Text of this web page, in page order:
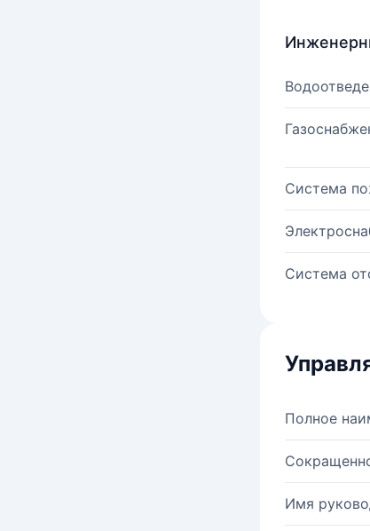
Система
Система
Полное
Имя